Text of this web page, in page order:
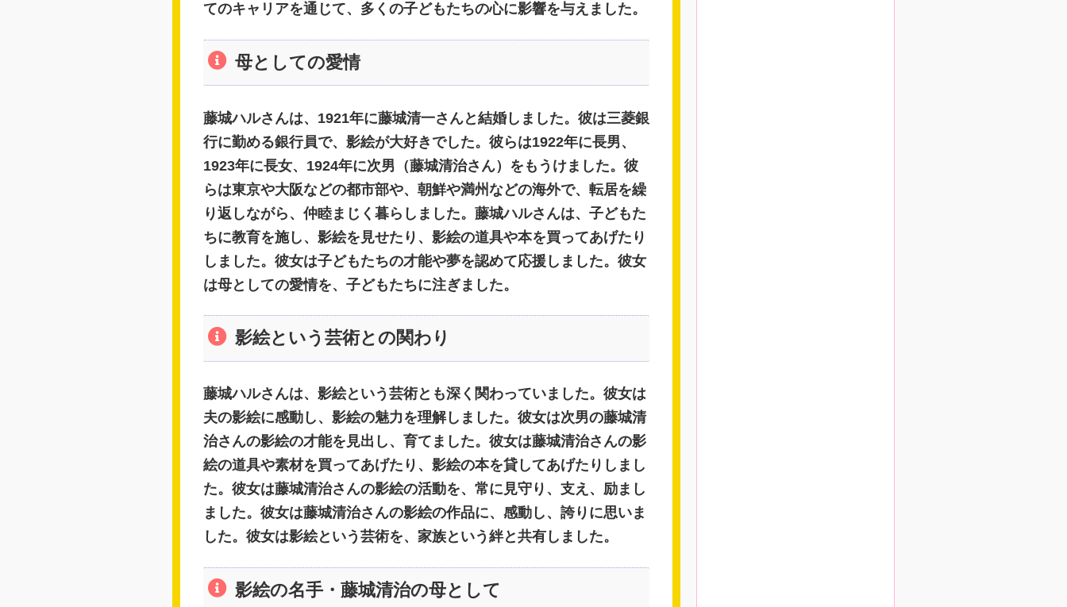
てのキャリアを通じて、多くの子どもたちの心に影響を与えました。
母としての愛情
藤城ハルさんは、1921年に藤城清一さんと結婚しました。彼は三菱銀
行に勤める銀行員で、影絵が大好きでした。彼らは1922年に長男、
1923年に長女、1924年に次男（藤城清治さん）をもうけました。彼
らは東京や大阪などの都市部や、朝鮮や満州などの海外で、転居を繰
り返しながら、仲睦まじく暮らしました。藤城ハルさんは、子どもた
ちに教育を施し、影絵を見せたり、影絵の道具や本を買ってあげたり
しました。彼女は子どもたちの才能や夢を認めて応援しました。彼女
は母としての愛情を、子どもたちに注ぎました。
影絵という芸術との関わり
藤城ハルさんは、影絵という芸術とも深く関わっていました。彼女は
夫の影絵に感動し、影絵の魅力を理解しました。彼女は次男の藤城清
治さんの影絵の才能を見出し、育てました。彼女は藤城清治さんの影
絵の道具や素材を買ってあげたり、影絵の本を貸してあげたりしまし
た。彼女は藤城清治さんの影絵の活動を、常に見守り、支え、励まし
ました。彼女は藤城清治さんの影絵の作品に、感動し、誇りに思いま
した。彼女は影絵という芸術を、家族という絆と共有しました。
影絵の名手・藤城清治の母として